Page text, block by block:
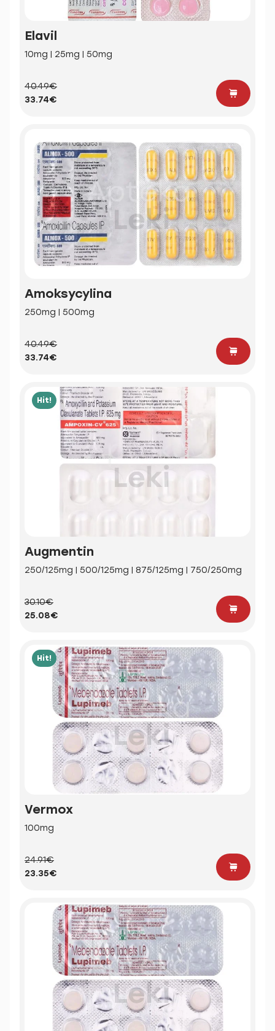
Elavil
10mg | 25mg | 50mg
40.49€
33.74€
Amoksycylina
250mg | 500mg
40.49€
33.74€
Hit!
Augmentin
250/125mg | 500/125mg | 875/125mg | 750/250mg
30.10€
25.08€
Hit!
Vermox
100mg
24.91€
23.35€